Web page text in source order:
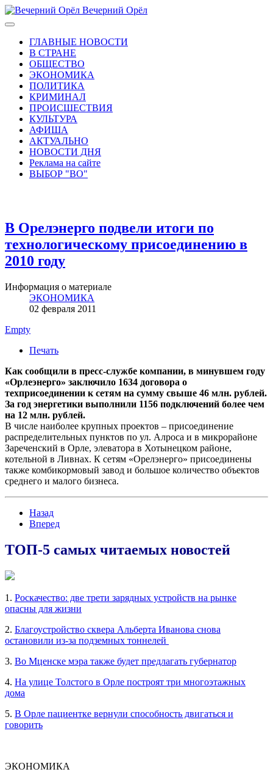
Вечерний Орёл
ГЛАВНЫЕ НОВОСТИ
В СТРАНЕ
ОБЩЕСТВО
ЭКОНОМИКА
ПОЛИТИКА
КРИМИНАЛ
ПРОИСШЕСТВИЯ
КУЛЬТУРА
АФИША
АКТУАЛЬНО
НОВОСТИ ДНЯ
Реклама на сайте
ВЫБОР "ВО"
В Орелэнерго подвели итоги по
технологическому присоединению в
2010 году
Информация о материале
ЭКОНОМИКА
02 февраля 2011
Empty
Печать
Как сообщили в пресс-службе компании, в минувшем году
«Орлеэнерго» заключило 1634 договора о
техприсоединении к сетям на сумму свыше 46 млн. рублей.
За год энергетики выполнили 1156 подключений более чем
на 12 млн. рублей.
В числе наиболее крупных проектов – присоединение
распределительных пунктов по ул. Алроса и в микрорайоне
Зареченский в Орле, элеватора в Хотынецком районе,
котельной в Ливнах. К сетям «Орелэнерго» присоединены
также комбикормовый завод и большое количество объектов
среднего и малого бизнеса.
Назад
Вперед
ТОП-5 самых читаемых новостей
1. Роскачество: две трети зарядных устройств на рынке
опасны для жизни
2. Благоустройство сквера Альберта Иванова снова
остановили из-за подземных тоннелей
3. Во Мценске мэра также будет предлагать губернатор
4. На улице Толстого в Орле построят три многоэтажных
дома
5. В Орле пациентке вернули способность двигаться и
говорить
ЭКОНОМИКА